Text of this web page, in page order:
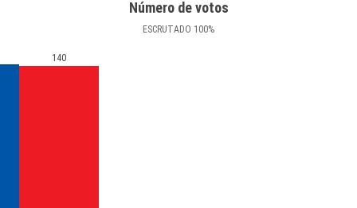
Número de votos
ESCRUTADO 100%
140